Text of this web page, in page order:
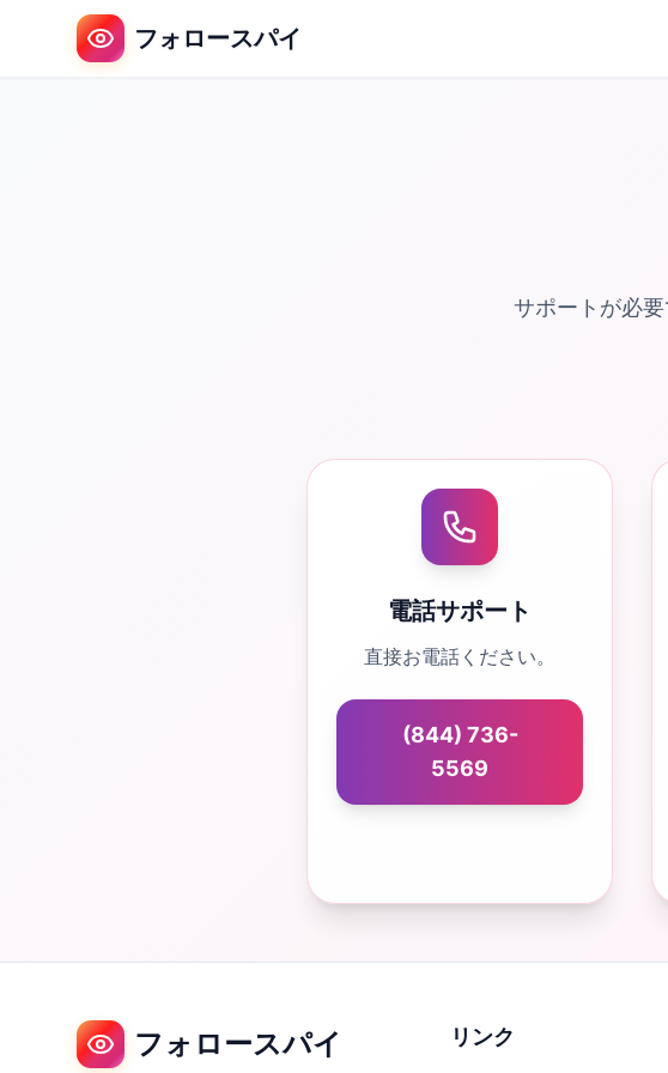
フォロースパイ
サポートが必
電話サポート
直接お電話ください。
(844) 736-
5569
フォロースパイ リンク